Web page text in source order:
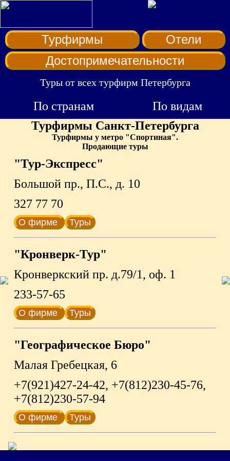
Турфирмы
Отели
Достопримечательности
Туры от всех турфирм Петербурга
По странам
По видам
Турфирмы Санкт-Петербурга
Турфирмы у метро "Спортиная".
Продающие туры
"Тур-Экспресс"
Большой пр., П.С., д. 10
327 77 70
О фирме Туры
"Кронверк-Тур"
Кронверкский пр. д.79/1, оф. 1
233-57-65
О фирме Туры
"Географическое Бюро"
Малая Гребецкая, 6
+7(921)427-24-42, +7(812)230-45-76,
+7(812)230-57-94
О фирме Туры